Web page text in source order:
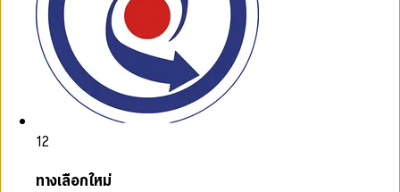
12
ทางเลือกใหม่